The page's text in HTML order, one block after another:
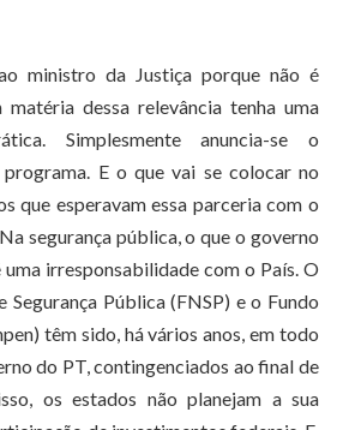
ministro da Justiça porque não é
matéria dessa relevância tenha uma
Simplesmente anuncia-se o
E o que vai se colocar no
que esperavam essa parceria com o
segurança pública, o que o governo
irresponsabilidade com o País. O
Segurança Pública (FNSP) e o Fundo
têm sido, há vários anos, em todo
do PT, contingenciados ao final de
os estados não planejam a sua